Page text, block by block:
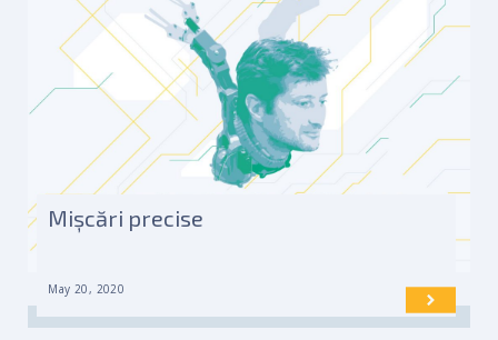
Mișcări precise
May 20, 2020